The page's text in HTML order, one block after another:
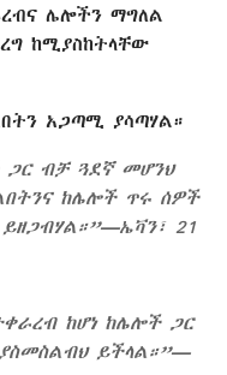
ሌሎችን ማግለል
ከሚያስከትላቸው
አጋጣሚ ያሳጣሃል።
ጋር ብቻ ጓደኛ መሆንህ
ከሌሎች ጥሩ ሰዎች
21
ከሆነ ከሌሎች ጋር
ይችላል።”—